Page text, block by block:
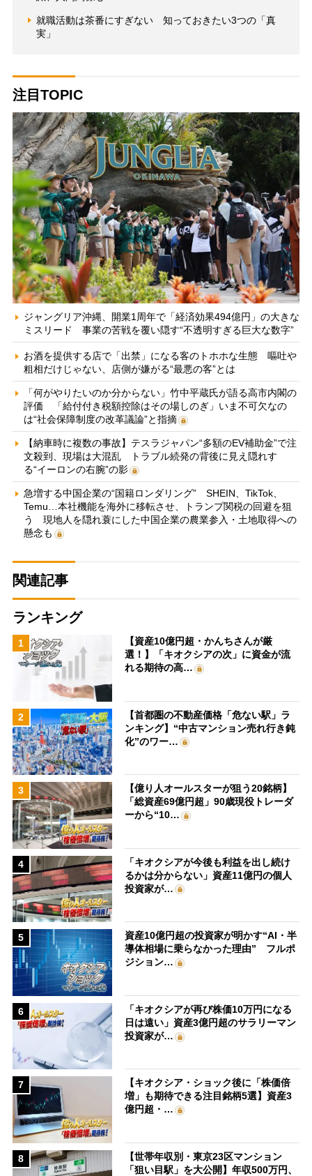
就職活動は茶番にすぎない 知っておきたい3つの「真
実」
注目TOPIC
ジャングリア沖縄、開業1周年で「経済効果494億円」の大きな
ミスリード 事業の苦戦を覆い隠す“不透明すぎる巨大な数字”
お酒を提供する店で「出禁」になる客のトホホな生態 嘔吐や
粗相だけじゃない、店側が嫌がる“最悪の客”とは
「何がやりたいのか分からない」竹中平蔵氏が語る高市内閣の
評価 「給付付き税額控除はその場しのぎ」いま不可欠なの
は“社会保障制度の改革議論”と指摘
【納車時に複数の事故】テスラジャパン“多額のEV補助金”で注
文殺到、現場は大混乱 トラブル続発の背後に見え隠れす
る“イーロンの右腕”の影
急増する中国企業の“国籍ロンダリング” SHEIN、TikTok、
Temu…本社機能を海外に移転させ、トランプ関税の回避を狙
う 現地人を隠れ蓑にした中国企業の農業参入・土地取得への
懸念も
関連記事
ランキング
1
【資産10億円超・かんちさんが厳
選！】「キオクシアの次」に資金が流
れる期待の高…
2
【首都圏の不動産価格「危ない駅」ラ
ンキング】“中古マンション売れ行き鈍
化”のワー…
3
【億り人オールスターが狙う20銘柄】
「総資産69億円超」90歳現役トレーダ
ーから“10…
4
「キオクシアが今後も利益を出し続け
るかは分からない」資産11億円の個人
投資家が…
5
資産10億円超の投資家が明かす“AI・半
導体相場に乗らなかった理由” フルポ
ジション…
6
「キオクシアが再び株価10万円になる
日は遠い」資産3億円超のサラリーマン
投資家が…
7
【キオクシア・ショック後に「株価倍
増」も期待できる注目銘柄5選】資産3
億円超・…
8
【世帯年収別・東京23区マンション
「狙い目駅」を大公開】年収500万円、